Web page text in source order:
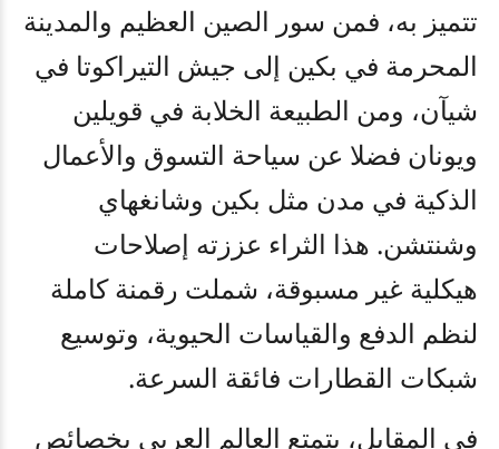
تتميز به، فمن سور الصين العظيم والمدينة
المحرمة في بكين إلى جيش التيراكوتا في
شيآن، ومن الطبيعة الخلابة في قويلين
ويونان فضلا عن سياحة التسوق والأعمال
الذكية في مدن مثل بكين وشانغهاي
وشنتشن. هذا الثراء عززته إصلاحات
هيكلية غير مسبوقة، شملت رقمنة كاملة
لنظم الدفع والقياسات الحيوية، وتوسيع
شبكات القطارات فائقة السرعة.
في المقابل، يتمتع العالم العربي بخصائص